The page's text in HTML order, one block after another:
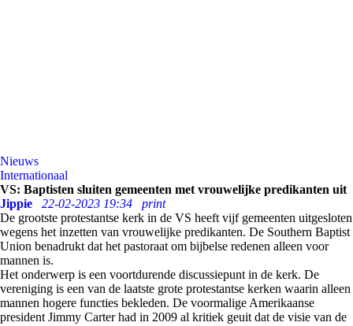
Nieuws
Internationaal
VS: Baptisten sluiten gemeenten met vrouwelijke predikanten uit
Jippie
22-02-2023 19:34
print
De grootste protestantse kerk in de VS heeft vijf gemeenten uitgesloten
wegens het inzetten van vrouwelijke predikanten. De Southern Baptist
Union benadrukt dat het pastoraat om bijbelse redenen alleen voor
mannen is.
Het onderwerp is een voortdurende discussiepunt in de kerk. De
vereniging is een van de laatste grote protestantse kerken waarin alleen
mannen hogere functies bekleden. De voormalige Amerikaanse
president Jimmy Carter had in 2009 al kritiek geuit dat de visie van de